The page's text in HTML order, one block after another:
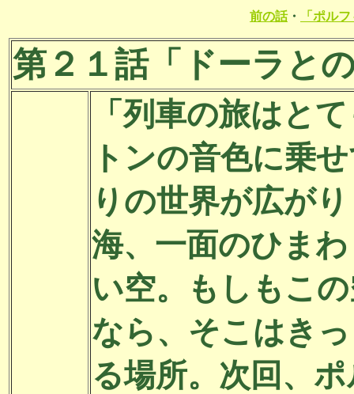
前の話・ 「ポル
第２１話「ドーラと
「列車の旅はと
トンの音色に乗
りの世界が広が
海、一面のひま
い空。もしもこ
なら、そこはき
る場所。次回、